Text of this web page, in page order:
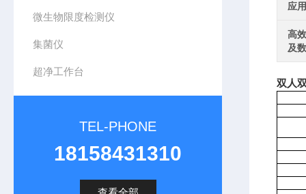
微生物限度检测仪
集菌仪
超净工作台
TEL-PHONE
18158431310
应
高
及
双人